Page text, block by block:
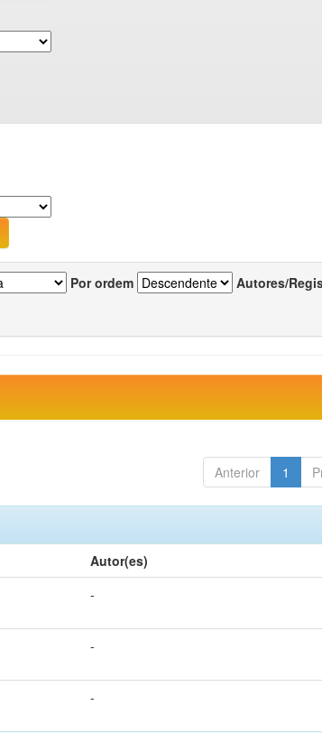
Por ordem Autores/
Anterior 1
Autor(es)
-
-
-